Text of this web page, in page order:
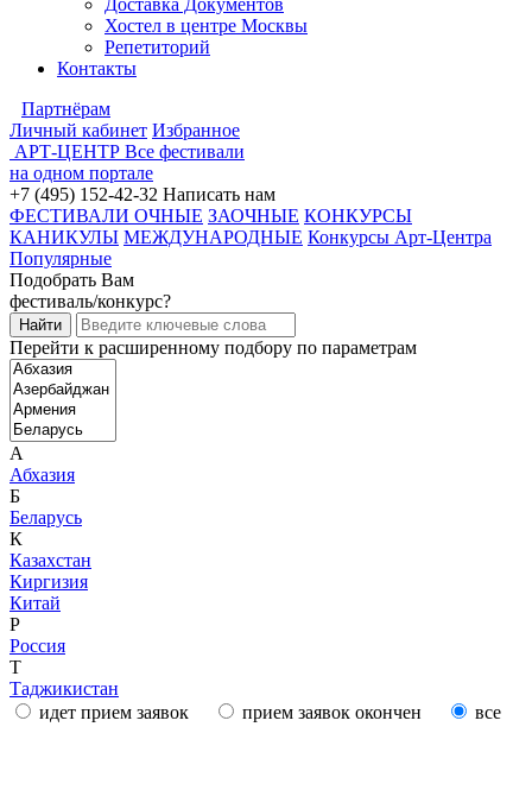
Доставка Документов
Хостел в центре Москвы
Репетиторий
Контакты
Партнёрам
Личный кабинет Избранное
АРТ-ЦЕНТР Все фестивали
на одном портале
+7 (495) 152-42-32 Написать нам
ФЕСТИВАЛИ ОЧНЫЕ ЗАОЧНЫЕ КОНКУРСЫ
КАНИКУЛЫ МЕЖДУНАРОДНЫЕ Конкурсы Арт-Центра
Популярные
Подобрать Вам
фестиваль/конкурс?
Перейти к расширенному подбору по параметрам
А
Абхазия
Б
Беларусь
К
Казахстан
Киргизия
Китай
Р
Россия
Т
Таджикистан
идет прием заявок
прием заявок окончен все